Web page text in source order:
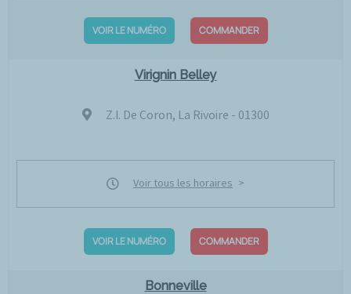
VOIR LE NUMÉRO COMMANDER
Virignin Belley
Z.I. De Coron, La Rivoire - 01300
Voir tous les horaires
VOIR LE NUMÉRO COMMANDER
Bonneville